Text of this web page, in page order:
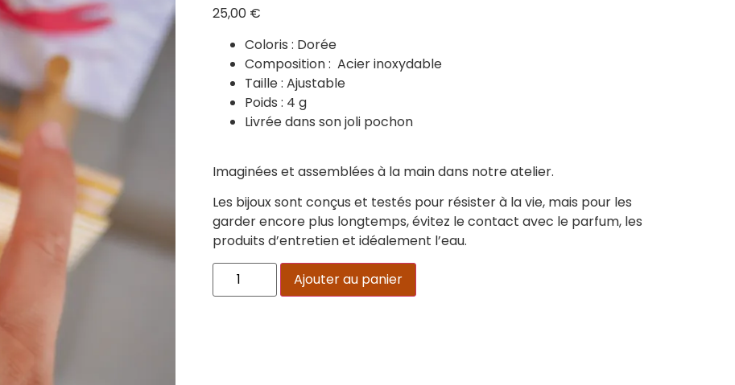
25,00 €
Coloris : Dorée
Composition : Acier inoxydable
Taille : Ajustable
Poids : 4 g
Livrée dans son joli pochon
Imaginées et assemblées à la main dans notre atelier.
Les bijoux sont conçus et testés pour résister à la vie, mais pour les
garder encore plus longtemps, évitez le contact avec le parfum, les
produits d’entretien et idéalement l’eau.
Ajouter au panier